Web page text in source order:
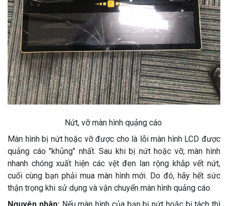
Nứt, vỡ màn hình quảng cáo
Màn hình bị nứt hoặc vỡ được cho là lỗi màn hình LCD được
quảng cáo "khủng" nhất. Sau khi bị nứt hoặc vỡ, màn hình
nhanh chóng xuất hiện các vệt đen lan rộng khắp vết nứt,
cuối cùng bạn phải mua màn hình mới. Do đó, hãy hết sức
thận trọng khi sử dụng và vận chuyển màn hình quảng cáo.
Nguyên nhân:Nếu màn hình của bạn bị nứt hoặc bị tách thì